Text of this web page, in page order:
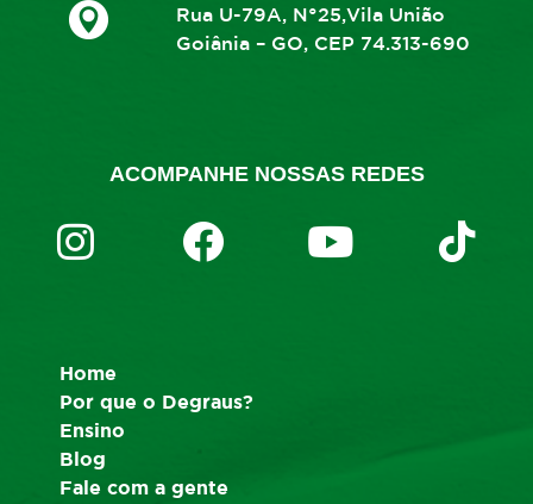
Rua U-79A, N°25,Vila União
Goiânia – GO, CEP 74.313-690
ACOMPANHE NOSSAS REDES
Home
Por que o Degraus?
Ensino
Blog
Fale com a gente